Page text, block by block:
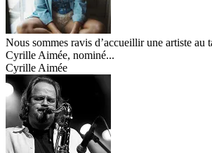
Nous sommes ravis d’accueillir une artiste au
Cyrille Aimée, nominé...
Cyrille Aimée